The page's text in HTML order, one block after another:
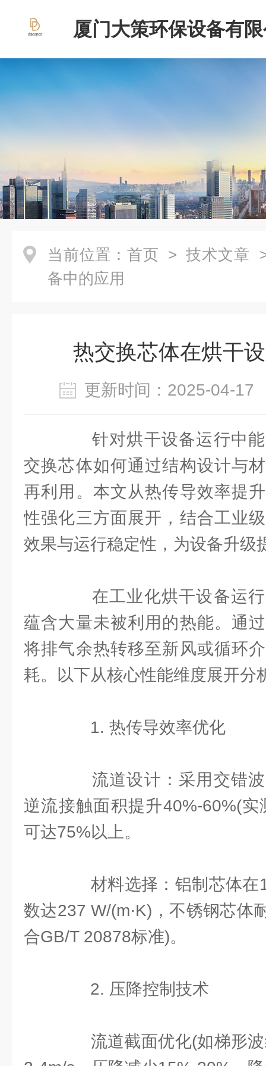
厦门大策环保设备有
当前位置： 首页 > 技术文章
备中的应用
热交换芯体在烘干
更新时间：2025-04-
针对烘干设备运行中能
交换芯体如何通过结构设计与
再利用。本文从热传导效率提
性强化三方面展开，结合工业
效果与运行稳定性，为设备升级
在工业化烘干设备运行
蕴含大量未被利用的热能。通
将排气余热转移至新风或循环
耗。以下从核心性能维度展开分
1. 热传导效率优化
流道设计：采用交错波
逆流接触面积提升40%-60%(
可达75%以上。
材料选择：铝制芯体在
数达237 W/(m·K)，不锈钢芯
合GB/T 20878标准)。
2. 压降控制技术
流道截面优化(如梯形波